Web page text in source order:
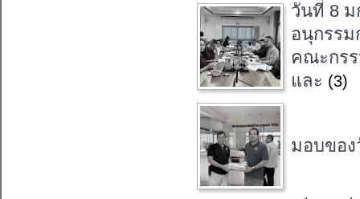
วันที่ 8 ม
อนุกรร
คณะกรร
และ (3)
มอบของ